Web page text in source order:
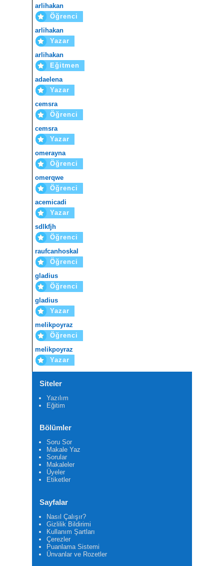
arlihakan
Öğrenci
arlihakan
Yazar
arlihakan
Eğitmen
adaelena
Yazar
cemsra
Öğrenci
cemsra
Yazar
omerayna
Öğrenci
omerqwe
Öğrenci
acemicadi
Yazar
sdlkfjh
Öğrenci
raufcanhoskal
Öğrenci
gladius
Öğrenci
gladius
Yazar
melikpoyraz
Öğrenci
melikpoyraz
Yazar
Siteler
Yazılım
Eğitim
Bölümler
Soru Sor
Makale Yaz
Sorular
Makaleler
Üyeler
Etiketler
Sayfalar
Nasıl Çalışır?
Gizlilik Bildirimi
Kullanım Şartları
Çerezler
Puanlama Sistemi
Ünvanlar ve Rozetler